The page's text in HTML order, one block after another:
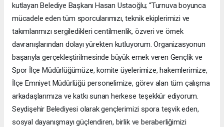
kutlayan Belediye Başkanı Hasan Ustaoğlu; “Turnuva boyunca
mücadele eden tüm sporcularımızı, teknik ekiplerimizi ve
takımlarımızı sergiledikleri centilmenlik, özveri ve örnek
davranışlarından dolayı yürekten kutluyorum. Organizasyonun
başarıyla gerçekleştirilmesinde büyük emek veren Gençlik ve
Spor İlçe Müdürlüğümüze, komite üyelerimize, hakemlerimize,
İlçe Emniyet Müdürlüğü personelimize, görev alan tüm çalışma
arkadaşlarımıza ve katkı sunan herkese teşekkür ediyorum.
Seydişehir Belediyesi olarak gençlerimizi spora teşvik eden,
sosyal dayanışmayı güçlendiren, birlik ve beraberliğimizi